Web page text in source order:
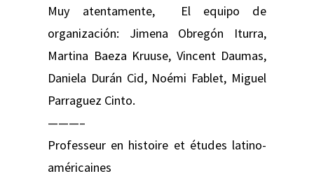
Muy atentamente, El equipo de
organización: Jimena Obregón Iturra,
Martina Baeza Kruuse, Vincent Daumas,
Daniela Durán Cid, Noémi Fablet, Miguel
Parraguez Cinto.
———–
Professeur en histoire et études latino-
américaines